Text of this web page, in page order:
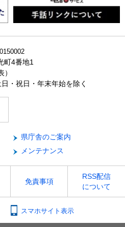
4番地1
・祝日・年末年始を除く
県庁舎のご案内
メンテナンス
免責事項
RSS配信
について
スマホサイト表示